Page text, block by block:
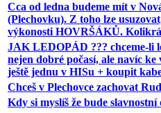
Cca od ledna budeme mít v
(Plechovku). Z toho lze
výkonosti HOVRŠÁKŮ.
JAK LEDOPÁD ??? chceme-li
nejen dobré počasí, ale navíc
ještě jednu v HISu + koupit
Chceš v Plechovce zachovat
Kdy si myslíš že bude